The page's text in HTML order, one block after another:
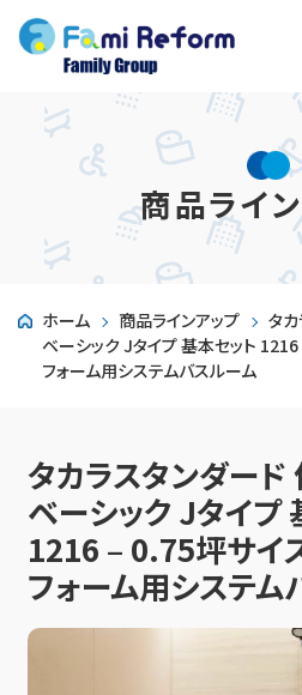
商品ライ
ホーム 商品ラインアップ
タ
ベーシック Jタイプ 基本セット
フォーム用システムバスルーム
タカラスタンダー
ベーシック Jタイプ
1216 – 0.75坪サイ
フォーム用システム